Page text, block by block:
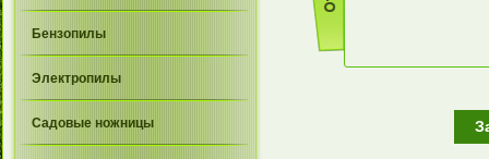
Бензопилы
Электропилы
Садовые ножницы